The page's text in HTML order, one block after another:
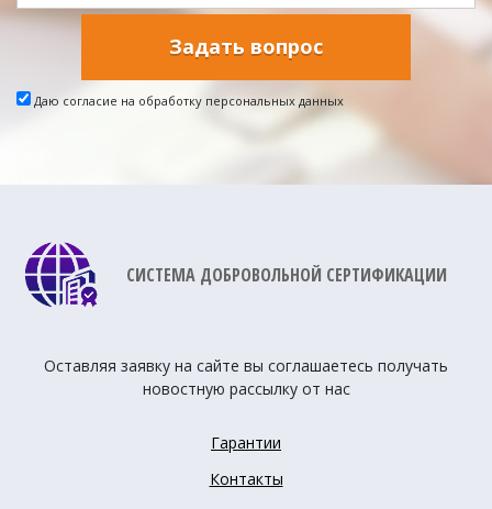
Задать вопрос
Даю согласие на обработку персональных данных
СИСТЕМА ДОБРОВОЛЬНОЙ СЕРТИФИКАЦИИ
Оставляя заявку на сайте вы соглашаетесь получать
новостную рассылку от нас
Гарантии
Контакты